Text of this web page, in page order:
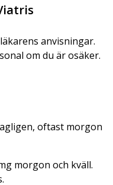
anvisningar.
om du är osäker.
oftast morgon
morgon och kväll.